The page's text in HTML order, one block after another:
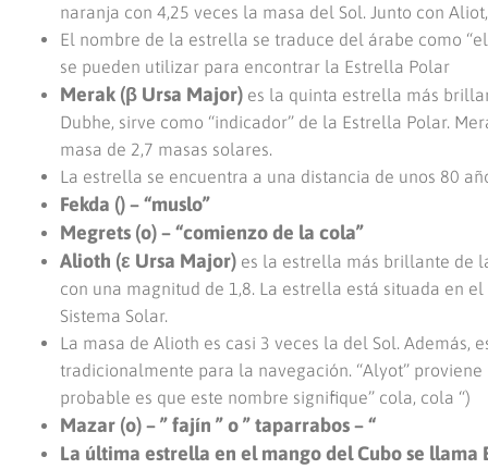
naranja con 4,25 veces la masa del Sol. Junto con
El nombre de la estrella se traduce del árabe como
se pueden utilizar para encontrar la Estrella Polar
Merak (β Ursa Major) es la quinta estrella más
Dubhe, sirve como “indicador” de la Estrella Polar.
masa de 2,7 masas solares.
La estrella se encuentra a una distancia de unos 80
Fekda () – “muslo”
Megrets (o) – “comienzo de la cola”
Alioth (ε Ursa Major) es la estrella más brillante de
con una magnitud de 1,8. La estrella está situada en
Sistema Solar.
La masa de Alioth es casi 3 veces la del Sol.
tradicionalmente para la navegación. “Alyot”
probable es que este nombre signifique” cola, cola “)
Mazar (o) – ” fajín ” o ” taparrabos – “
La última estrella en el mango del Cubo se llama